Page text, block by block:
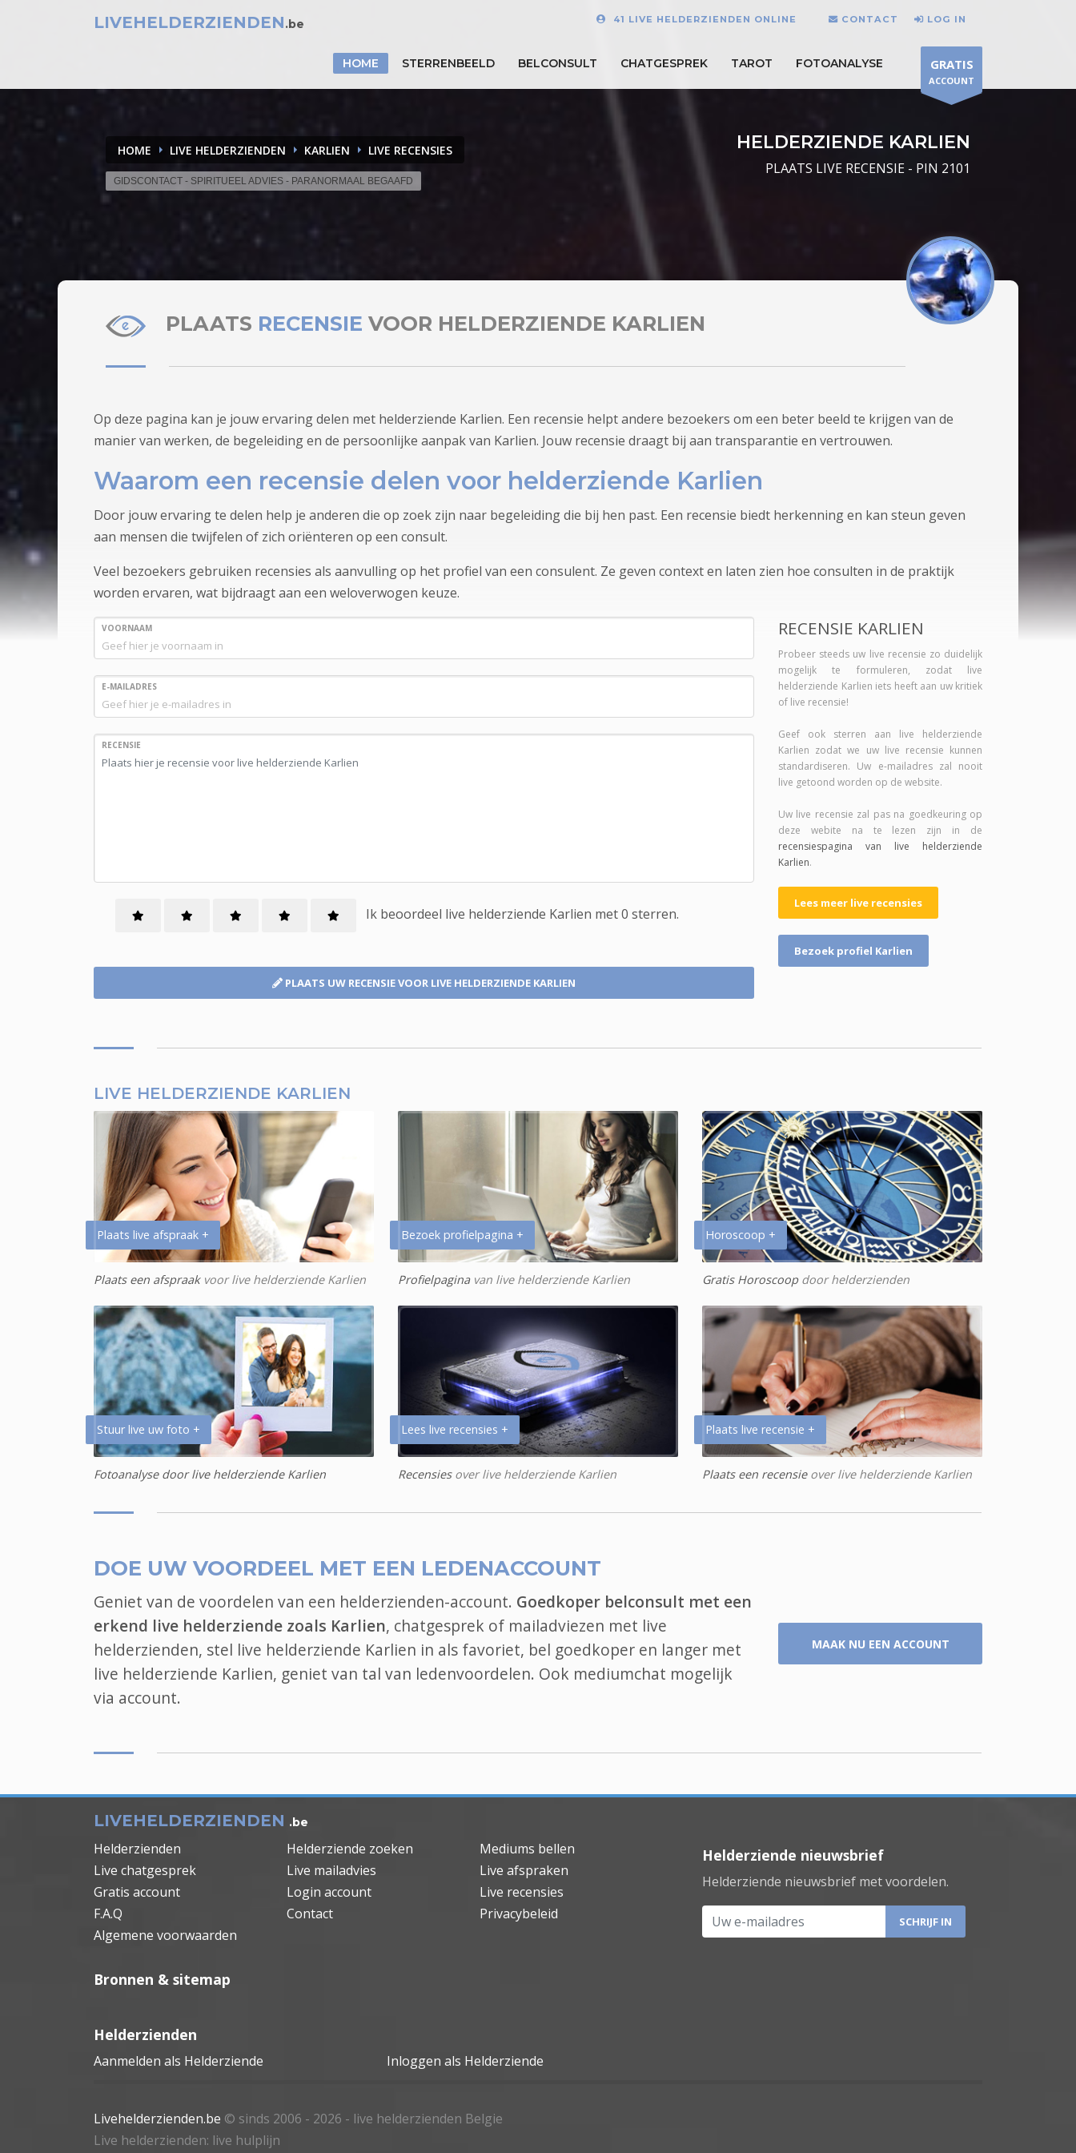
LIVEHELDERZIENDEN.be 41 LIVE HELDERZIENDEN ONLINE CONTACT LOG IN
HOME STERRENBEELD BELCONSULT CHATGESPREK TAROT FOTOANALYSE GRATIS
ACCOUNT
HOME LIVE HELDERZIENDEN KARLIEN LIVE RECENSIES
GIDSCONTACT - SPIRITUEEL ADVIES - PARANORMAAL BEGAAFD
HELDERZIENDE KARLIEN
PLAATS LIVE RECENSIE - PIN 2101
PLAATS RECENSIE VOOR HELDERZIENDE KARLIEN
Op deze pagina kan je jouw ervaring delen met helderziende Karlien. Een recensie helpt andere bezoekers om een beter beeld te krijgen van de
manier van werken, de begeleiding en de persoonlijke aanpak van Karlien. Jouw recensie draagt bij aan transparantie en vertrouwen.
Waarom een recensie delen voor helderziende Karlien
Door jouw ervaring te delen help je anderen die op zoek zijn naar begeleiding die bij hen past. Een recensie biedt herkenning en kan steun geven
aan mensen die twijfelen of zich oriënteren op een consult.
Veel bezoekers gebruiken recensies als aanvulling op het profiel van een consulent. Ze geven context en laten zien hoe consulten in de praktijk
worden ervaren, wat bijdraagt aan een weloverwogen keuze.
VOORNAAM
E-MAILADRES
RECENSIE
Ik beoordeel live helderziende Karlien met0 sterren.
PLAATS UW RECENSIEVOOR LIVE HELDERZIENDE KARLIEN
RECENSIE KARLIEN
Probeer steeds uw live recensie zo duidelijk
mogelijk te formuleren, zodat live
helderziende Karlien iets heeft aan uw kritiek
of live recensie!
Geef ook sterren aan live helderziende
Karlien zodat we uw live recensie kunnen
standardiseren. Uw e-mailadres zal nooit
live getoond worden op de website.
Uw live recensie zal pas na goedkeuring op
deze webite na te lezen zijn in de
recensiespagina van live helderziende
Karlien.
Lees meer live recensies
Bezoek profiel Karlien
LIVE HELDERZIENDE KARLIEN
Plaats live afspraak +
Plaats een afspraakvoor live helderziende Karlien
Bezoek profielpagina +
Profielpagina van live helderziende Karlien
Horoscoop +
Gratis Horoscoopdoor helderzienden
Stuur live uw foto +
Fotoanalyse door live helderziende Karlien
Lees live recensies +
Recensiesover live helderziende Karlien
Plaats live recensie +
Plaats een recensieover live helderziende Karlien
DOE UW VOORDEEL MET EEN LEDENACCOUNT
Geniet van de voordelen van een helderzienden-account. Goedkoper belconsult met een
erkend live helderziende zoals Karlien, chatgesprek of mailadviezen met live
helderzienden, stel live helderziende Karlien in als favoriet, bel goedkoper en langer met
live helderziende Karlien, geniet van tal van ledenvoordelen. Ook mediumchat mogelijk
via account.
MAAK NU EEN ACCOUNT
LIVEHELDERZIENDEN .be
Helderzienden Helderziende zoeken
Mediums bellen
Live chatgesprek
Live mailadvies
Live afspraken
Gratis account
Login account
Live recensies
F.A.Q
Contact
Privacybeleid
Algemene voorwaarden
Helderziende nieuwsbrief
Helderziende nieuwsbrief met voordelen.
Uw e-mailadres
Bronnen & sitemap
Helderzienden
Aanmelden als Helderziende Inloggen als Helderziende
Livehelderzienden.be © sinds 2006 - 2026 - live helderzienden Belgie
Live helderzienden: live hulplijn